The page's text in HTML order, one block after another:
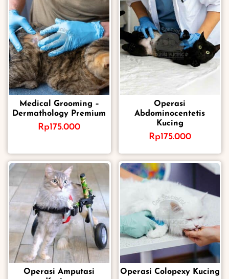
Medical Grooming –
Dermathology Premium
Rp175.000
Operasi
Abdominocentetis
Kucing
Rp175.000
Operasi Amputasi
Operasi Colopexy Kucing